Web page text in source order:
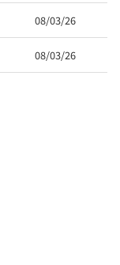
08/03/26
08/03/26